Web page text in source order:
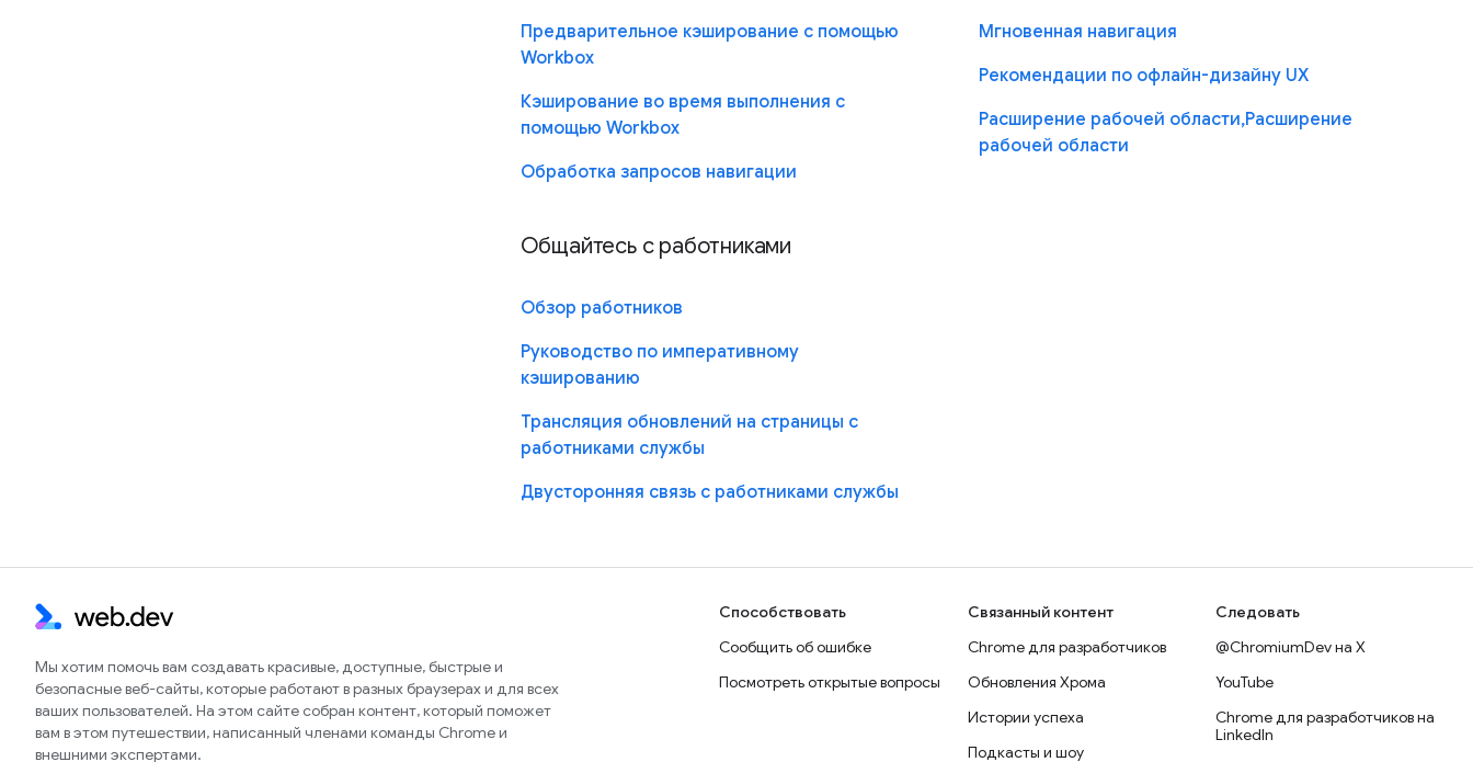
Предварительное кэширование с помощью
Workbox
Кэширование во время выполнения с
помощью Workbox
Обработка запросов навигации
Мгновенная навигация
Рекомендации по офлайн-дизайну UX
Расширение рабочей области,Расширение
рабочей области
Общайтесь с работниками
Обзор работников
Руководство по императивному
кэшированию
Трансляция обновлений на страницы с
работниками службы
Двусторонняя связь с работниками службы
Мы хотим помочь вам создавать красивые, доступные, быстрые и
безопасные веб-сайты, которые работают в разных браузерах и для всех
ваших пользователей. На этом сайте собран контент, который поможет
вам в этом путешествии, написанный членами команды Chrome и
внешними экспертами.
Способствовать
Сообщить об ошибке
Посмотреть открытые вопросы
Связанный контент
Chrome для разработчиков
Обновления Хрома
Истории успеха
Подкасты и шоу
Следовать
@ChromiumDev на X
YouTube
Chrome для разработчиков на
LinkedIn